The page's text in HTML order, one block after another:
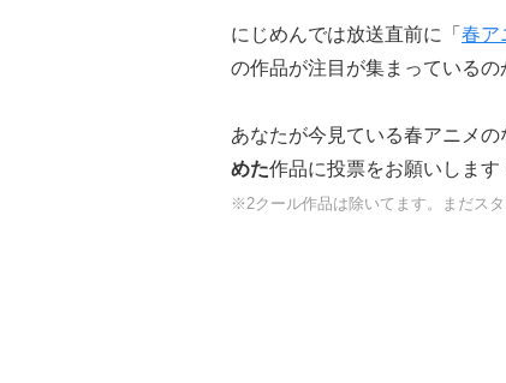
にじめんでは放送直前に「 春ア
の作品が注目が集まっているの
あなたが今見ている春アニメの
めた作品に投票をお願いします
※2クール作品は除いてます。まだス